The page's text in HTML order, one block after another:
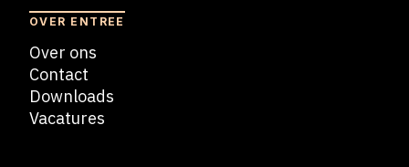
OVER ENTREE
Over ons
Contact
Downloads
Vacatures